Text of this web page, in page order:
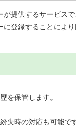
提供するサービス
登録することによ
を保管します。
失時の対応も可能で